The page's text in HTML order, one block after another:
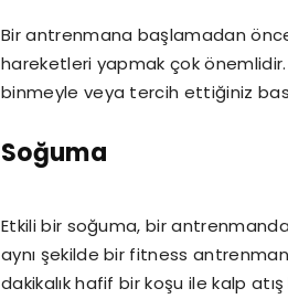
Bir antrenmana başlamadan önce,
hareketleri yapmak çok
binmeyle veya tercih ettiğiniz
Soğuma
Etkili bir soğuma, bir
aynı şekilde bir fitness
dakikalık hafif bir koşu ile kalp atış